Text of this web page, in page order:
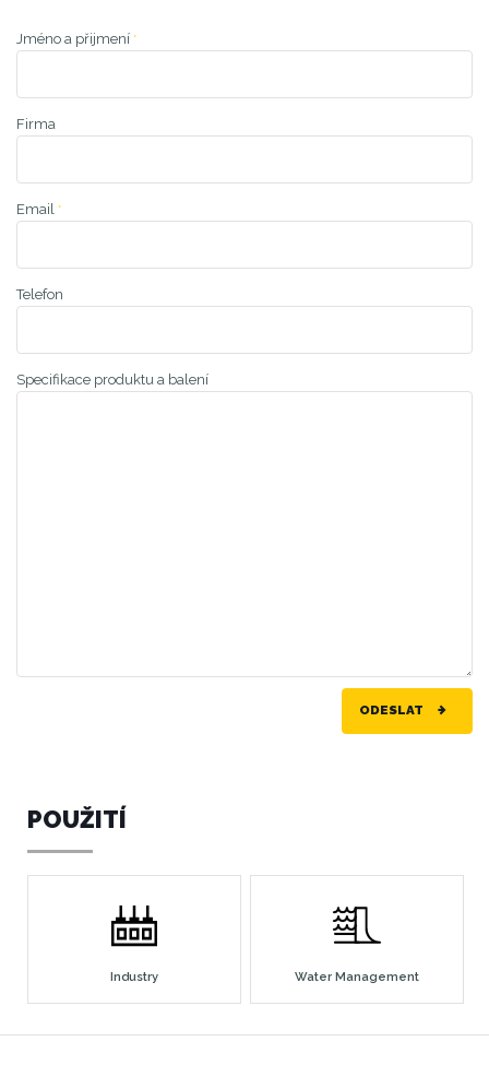
Jméno a přijmení *
Firma
Email *
Telefon
Specifikace produktu a balení
ODESLAT
POUŽITÍ
Industry Water Management